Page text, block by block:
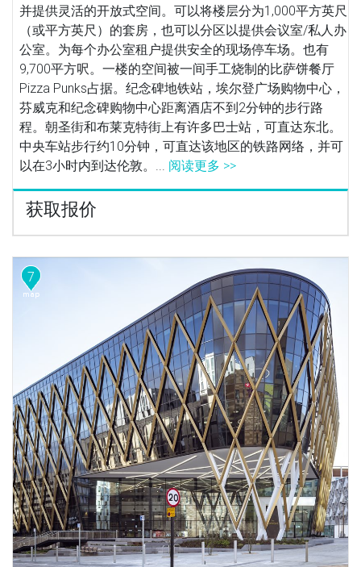
并提供灵活的开放式空间。可以将楼层分为1,000平方英尺
（或平方英尺）的套房，也可以分区以提供会议室/私人办
公室。为每个办公室租户提供安全的现场停车场。也有
9,700平方呎。一楼的空间被一间手工烧制的比萨饼餐厅
Pizza Punks占据。纪念碑地铁站，埃尔登广场购物中心，
芬威克和纪念碑购物中心距离酒店不到2分钟的步行路
程。朝圣街和布莱克特街上有许多巴士站，可直达东北。
中央车站步行约10分钟，可直达该地区的铁路网络，并可
以在3小时内到达伦敦。... 阅读更多 >>
获取报价
7